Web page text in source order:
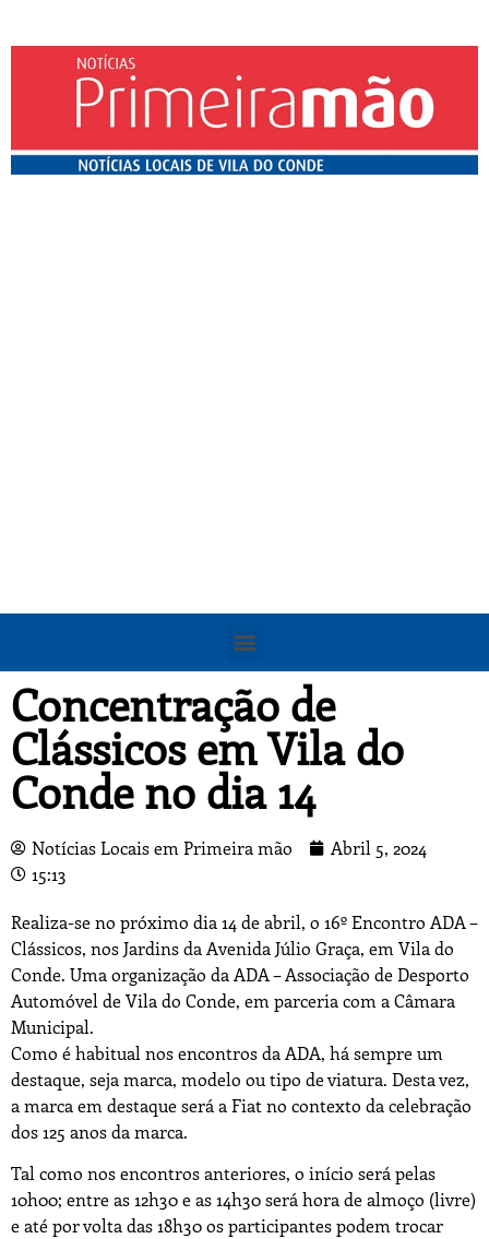
Concentração de
Clássicos em Vila do
Conde no dia 14
Notícias Locais em Primeira mão
Abril 5, 2024
15:13
Realiza-se no próximo dia 14 de abril, o 16º Encontro ADA –
Clássicos, nos Jardins da Avenida Júlio Graça, em Vila do
Conde. Uma organização da ADA – Associação de Desporto
Automóvel de Vila do Conde, em parceria com a Câmara
Municipal.
Como é habitual nos encontros da ADA, há sempre um
destaque, seja marca, modelo ou tipo de viatura. Desta vez,
a marca em destaque será a Fiat no contexto da celebração
dos 125 anos da marca.
Tal como nos encontros anteriores, o início será pelas
10h00; entre as 12h30 e as 14h30 será hora de almoço (livre)
e até por volta das 18h30 os participantes podem trocar